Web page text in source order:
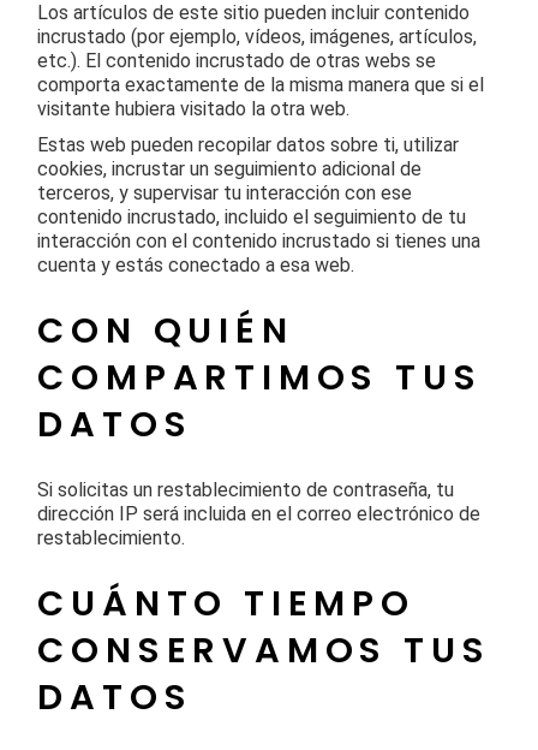
Los artículos de este sitio pueden incluir contenido
incrustado (por ejemplo, vídeos, imágenes, artículos,
etc.). El contenido incrustado de otras webs se
comporta exactamente de la misma manera que si el
visitante hubiera visitado la otra web.
Estas web pueden recopilar datos sobre ti, utilizar
cookies, incrustar un seguimiento adicional de
terceros, y supervisar tu interacción con ese
contenido incrustado, incluido el seguimiento de tu
interacción con el contenido incrustado si tienes una
cuenta y estás conectado a esa web.
CON QUIÉN
COMPARTIMOS TUS
DATOS
Si solicitas un restablecimiento de contraseña, tu
dirección IP será incluida en el correo electrónico de
restablecimiento.
CUÁNTO TIEMPO
CONSERVAMOS TUS
DATOS